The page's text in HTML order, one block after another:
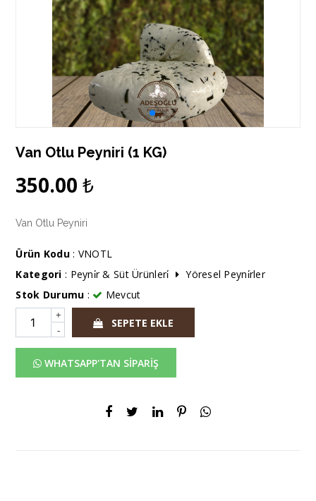
Van Otlu Peyniri (1 KG)
350.00₺
Van Otlu Peyniri
Ürün Kodu: VNOTL
Kategori : Peyni̇r & Süt Ürünleri̇
Yöresel Peyni̇rler
Stok Durumu : Mevcut
+
-
SEPETE EKLE
WHATSAPP'TAN SİPARİŞ